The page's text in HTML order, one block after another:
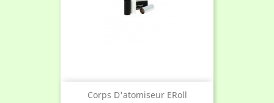
Corps D'atomiseur ERoll